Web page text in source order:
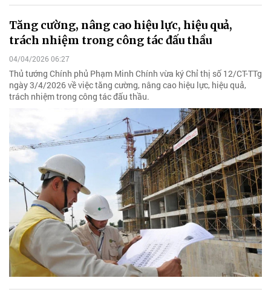
Tăng cường, nâng cao hiệu lực, hiệu quả,
trách nhiệm trong công tác đấu thầu
04/04/2026 06:27
Thủ tướng Chính phủ Phạm Minh Chính vừa ký Chỉ thị số 12/CT-TTg
ngày 3/4/2026 về việc tăng cường, nâng cao hiệu lực, hiệu quả,
trách nhiệm trong công tác đấu thầu.